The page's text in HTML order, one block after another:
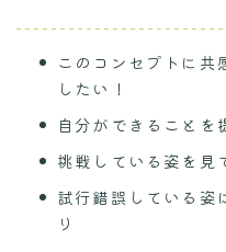
このコンセプトに共
したい！
自分ができることを
挑戦している姿を見
試行錯誤している姿
り